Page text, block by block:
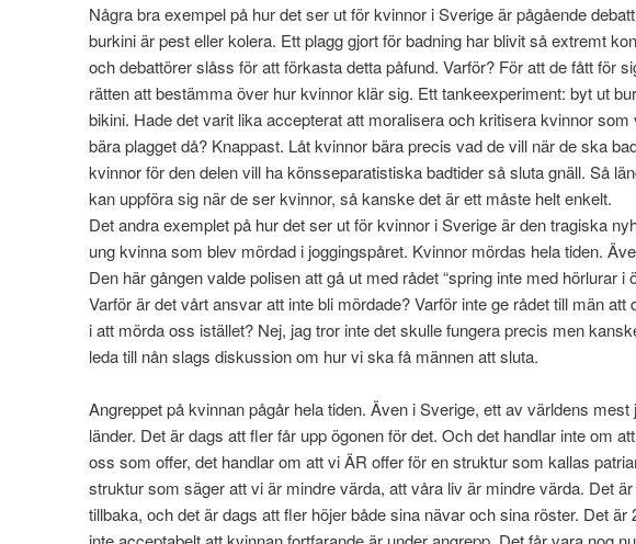
Några bra exempel på hur det ser ut för kvinnor i Sverige är pågående
burkini är pest eller kolera. Ett plagg gjort för badning har blivit så extremt
och debattörer slåss för att förkasta detta påfund. Varför? För att de fått för
rätten att bestämma över hur kvinnor klär sig. Ett tankeexperiment: byt ut
bikini. Hade det varit lika accepterat att moralisera och kritisera kvinnor som
bära plagget då? Knappast. Låt kvinnor bära precis vad de vill när de ska
kvinnor för den delen vill ha könsseparatistiska badtider så sluta gnäll. Så
kan uppföra sig när de ser kvinnor, så kanske det är ett måste helt enkelt.
Det andra exemplet på hur det ser ut för kvinnor i Sverige är den tragiska
ung kvinna som blev mördad i joggingspåret. Kvinnor mördas hela tiden.
Den här gången valde polisen att gå ut med rådet “spring inte med hörlurar i
Varför är det vårt ansvar att inte bli mördade? Varför inte ge rådet till män att
i att mörda oss istället? Nej, jag tror inte det skulle fungera precis men
leda till nån slags diskussion om hur vi ska få männen att sluta.
Angreppet på kvinnan pågår hela tiden. Även i Sverige, ett av världens mest
länder. Det är dags att fler får upp ögonen för det. Och det handlar inte om
oss som offer, det handlar om att vi ÄR offer för en struktur som kallas
struktur som säger att vi är mindre värda, att våra liv är mindre värda. Det
tillbaka, och det är dags att fler höjer både sina nävar och sina röster. Det är